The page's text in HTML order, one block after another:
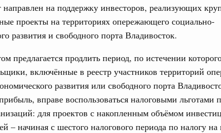
направлен на поддержку инвесторов, реализующих
проекты на территориях опережающего социально-
развития и свободного порта Владивосток.
предлагается продлить период, по истечении
включённые в реестр участников территорий
развития или свободного порта
вправе воспользоваться налоговыми льготами
для проектов с накопленным объёмом
– начиная с шестого налогового периода по налогу
14 мая 2026 года
мая, четверг
6 мая 2026 года
мая, пятница
29 апреля 2026 года
апреля, среда
Архив